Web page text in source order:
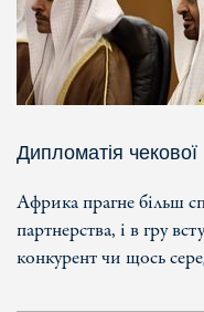
Дипломатія чекової
Африка прагне більш
партнерства, і в гру
конкурент чи щось